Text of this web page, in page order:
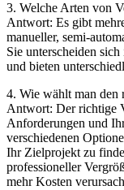
3. Welche Arten von
Antwort: Es gibt
manueller, semi-
Sie unterscheiden
und bieten
4. Wie wählt man den
Antwort: Der richtige
Anforderungen und
verschiedenen
Ihr Zielprojekt zu
professioneller
mehr Kosten